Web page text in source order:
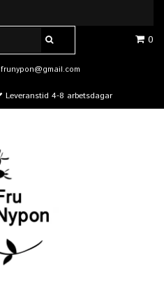
0
frunypon@gmail.com
Leveranstid 4-8 arbetsdagar